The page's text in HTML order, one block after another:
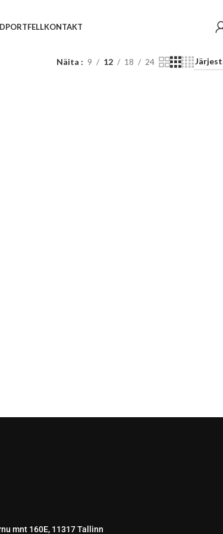
PORTFELLKONTAKT
Näita 9 12 18 24
mnt 160E, 11317 Tallinn